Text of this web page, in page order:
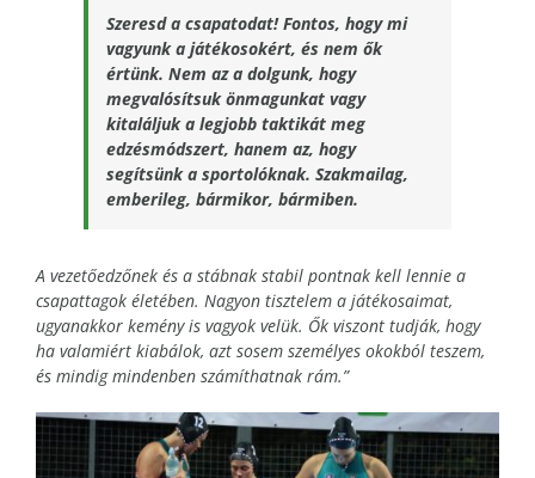
Szeresd a csapatodat! Fontos, hogy mi
vagyunk a játékosokért, és nem ők
értünk. Nem az a dolgunk, hogy
megvalósítsuk önmagunkat vagy
kitaláljuk a legjobb taktikát meg
edzésmódszert, hanem az, hogy
segítsünk a sportolóknak. Szakmailag,
emberileg, bármikor, bármiben.
A vezetőedzőnek és a stábnak stabil pontnak kell lennie a
csapattagok életében. Nagyon tisztelem a játékosaimat,
ugyanakkor kemény is vagyok velük. Ők viszont tudják, hogy
ha valamiért kiabálok, azt sosem személyes okokból teszem,
és mindig mindenben számíthatnak rám.”